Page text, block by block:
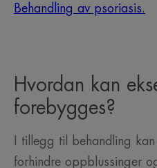
Behandling av psoriasis.
Hvordan kan
forebygges?
I tillegg til behandling
forhindre oppblussinger